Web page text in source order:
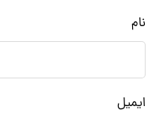
نام
ایمیل